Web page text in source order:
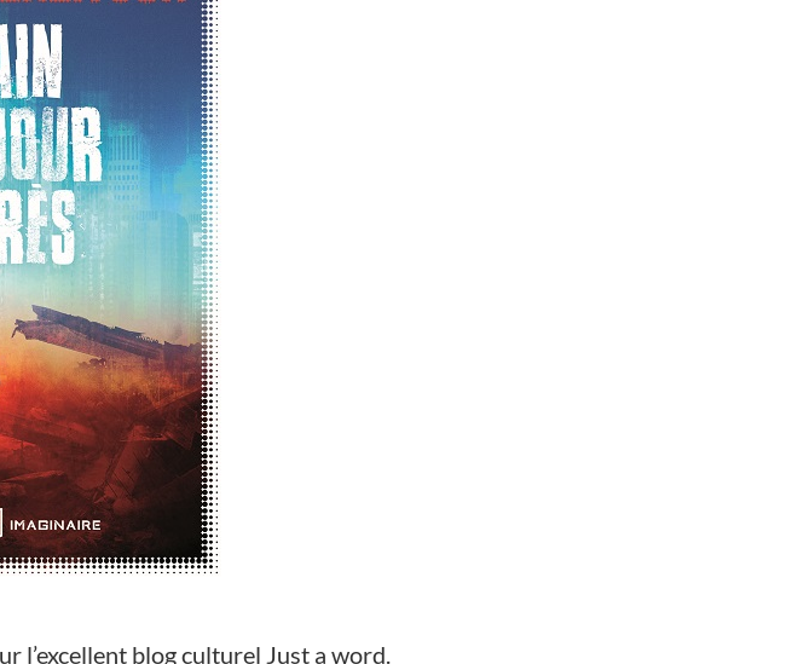
l’excellent blog culturel Just a word.